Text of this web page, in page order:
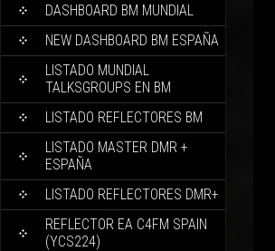
DASHBOARD BM MUNDIAL
NEW DASHBOARD BM ESPAÑA
LISTADO MUNDIAL
TALKSGROUPS EN BM
LISTADO REFLECTORES BM
LISTADO MASTER DMR +
ESPAÑA
LISTADO REFLECTORES DMR+
REFLECTOR EA C4FM SPAIN
(YCS224)